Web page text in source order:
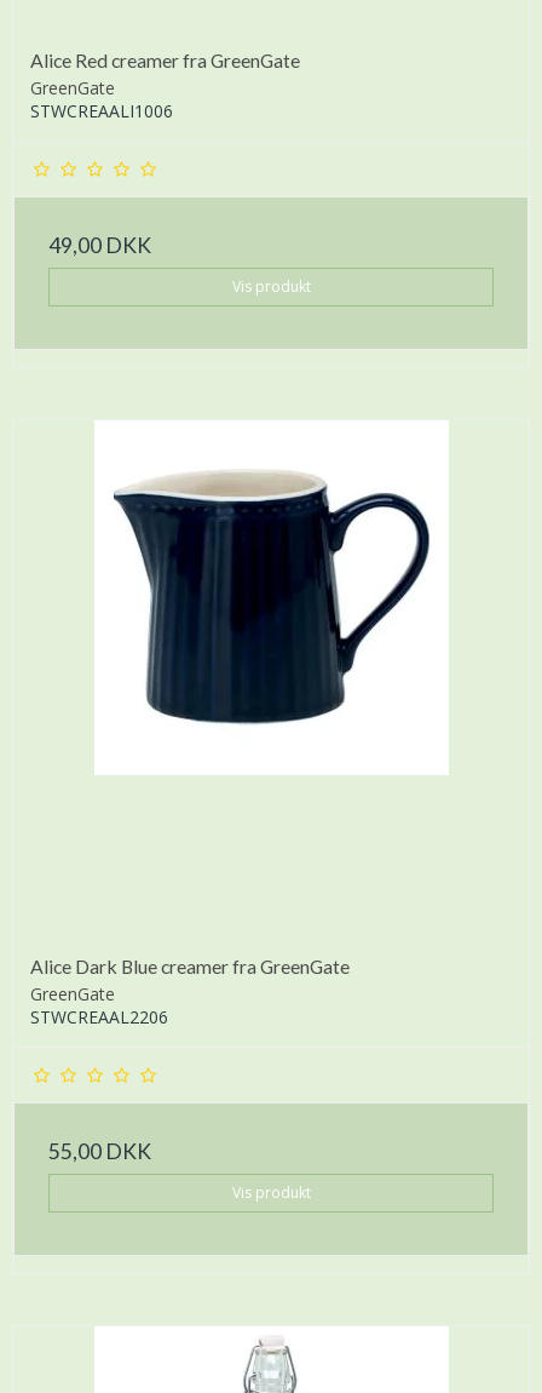
Alice Red creamer fra GreenGate
GreenGate
STWCREAALI1006
49,00 DKK
Vis produkt
Alice Dark Blue creamer fra GreenGate
GreenGate
STWCREAAL2206
55,00 DKK
Vis produkt